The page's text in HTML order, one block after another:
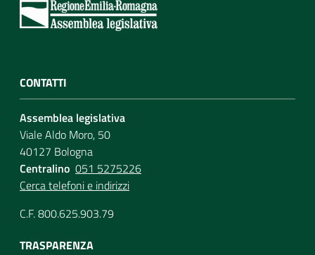
CONTATTI
Assemblea legislativa
Viale Aldo Moro, 50
40127 Bologna
Centralino 051 5275226
Cerca telefoni e indirizzi
C.F. 800.625.903.79
TRASPARENZA